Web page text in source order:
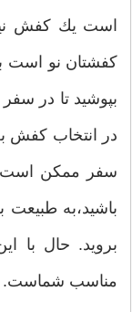
است يك كفش
كفشتان نو است
بپوشيد تا در
در انتخاب کفش
سفر ممکن است
باشید،‌به طبیعت
بروید. حال با
مناسب شماست.